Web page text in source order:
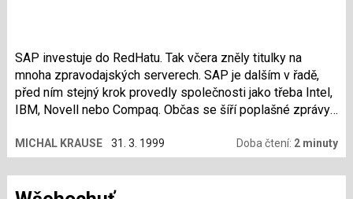
SAP investuje do RedHatu. Tak včera zněly titulky na
mnoha zpravodajských serverech. SAP je dalším v řadě,
před ním stejný krok provedly společnosti jako třeba Intel,
IBM, Novell nebo Compaq. Občas se šíří poplašné zprávy
stává Linuxovým Micro$oftem. Zkusme se dnes zamyslet
nad tím, jak se situace může vyvinout.
MICHAL KRAUSE 31. 3. 1999 Doba čtení: 2 minuty